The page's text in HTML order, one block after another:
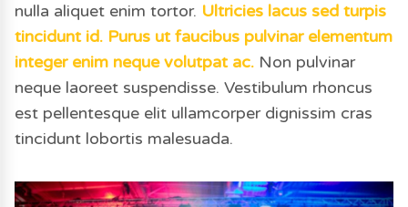
nulla aliquet enim tortor. Ultricies lacus sed turpis
tincidunt id. Purus ut faucibus pulvinar elementum
integer enim neque volutpat ac. Non pulvinar
neque laoreet suspendisse. Vestibulum rhoncus
est pellentesque elit ullamcorper dignissim cras
tincidunt lobortis malesuada.